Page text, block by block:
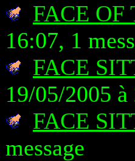
FACE OF
16:07, 1
FACE
19/05/2005 à
FACE
message